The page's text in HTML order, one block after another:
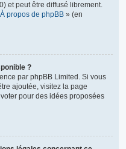
et peut être diffusé librement.
À propos de phpBB » (en
?
par phpBB Limited. Si vous
ajoutée, visitez la page
pour des idées proposées